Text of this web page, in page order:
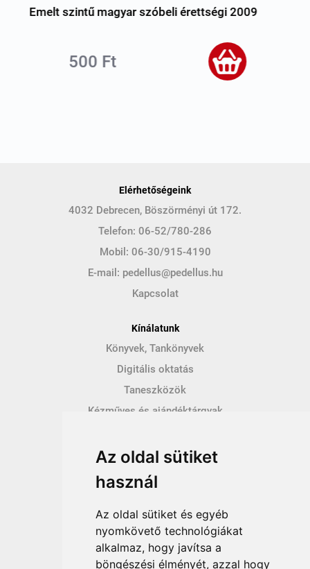
Az oldal sütiket
használ
Az oldal sütiket és egyéb
nyomkövető technológiákat
alkalmaz, hogy javítsa a
böngészési élményét, azzal hogy
Emelt szintű magyar szóbeli érettségi 2009
500 Ft
Elérhetőségeink
4032 Debrecen, Böszörményi út 172.
Telefon: 06-52/780-286
Mobil: 06-30/915-4190
E-mail: pedellus@pedellus.hu
Kapcsolat
Kínálatunk
Könyvek, Tankönyvek
Digitális oktatás
Taneszközök
Kézműves és ajándéktárgyak
Így vásárolhatsz
Vásárlás menete
Vásárlási feltételek
Fizetési feltételek
Szállítási feltételek